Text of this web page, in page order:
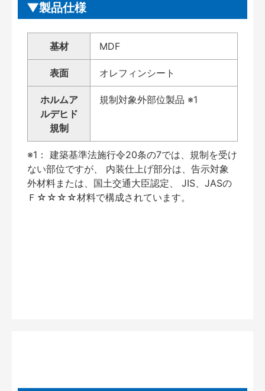
製品仕様
基材 MDF
表面 オレフィンシート
ホルムア
ルデヒド
規制
規制対象外部位製品 ※1
※1： 建築基準法施行令20条の7では、規制を受け
ない部位ですが、 内装仕上げ部分は、告示対象
外材料または、国土交通大臣認定、 JIS、JASの
Ｆ☆☆☆☆材料で構成されています。